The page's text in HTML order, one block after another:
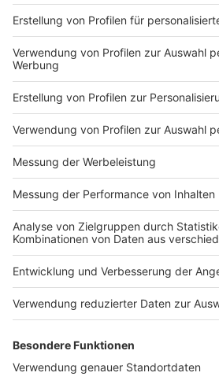
Impressum
Nutzungsbedingungen
Jobs
Presse
Werben
Archiv